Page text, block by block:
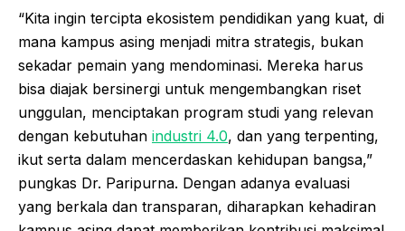
“Kita ingin tercipta ekosistem pendidikan yang kuat, di
mana kampus asing menjadi mitra strategis, bukan
sekadar pemain yang mendominasi. Mereka harus
bisa diajak bersinergi untuk mengembangkan riset
unggulan, menciptakan program studi yang relevan
dengan kebutuhan industri 4.0, dan yang terpenting,
ikut serta dalam mencerdaskan kehidupan bangsa,”
pungkas Dr. Paripurna. Dengan adanya evaluasi
yang berkala dan transparan, diharapkan kehadiran